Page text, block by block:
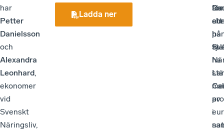
har
Petter
Danielsson
och
Alexandra
Leonhard,
ekonomer
vid
Svenskt
Näringsliv,
Ladda ner
att
ha
av
för
ha
på
i